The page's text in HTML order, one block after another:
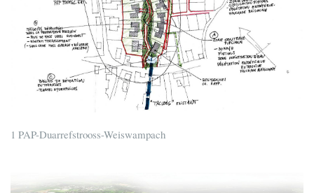
1 PAP-Duarrefstrooss-Weiswampach